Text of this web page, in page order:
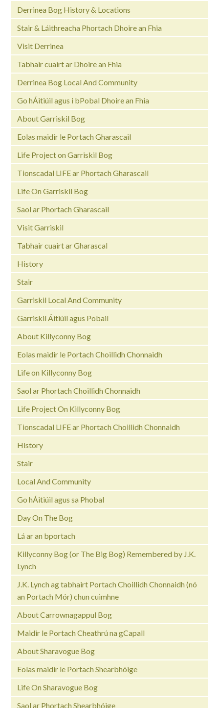
Derrinea Bog History & Locations
Stair & Láithreacha Phortach Dhoire an Fhia
Visit Derrinea
Tabhair cuairt ar Dhoire an Fhia
Derrinea Bog Local And Community
Go hÁitiúil agus i bPobal Dhoire an Fhia
About Garriskil Bog
Eolas maidir le Portach Gharascail
Life Project on Garriskil Bog
Tionscadal LIFE ar Phortach Gharascail
Life On Garriskil Bog
Saol ar Phortach Gharascail
Visit Garriskil
Tabhair cuairt ar Gharascal
History
Stair
Garriskil Local And Community
Garriskil Áitiúil agus Pobail
About Killyconny Bog
Eolas maidir le Portach Choillidh Chonnaidh
Life on Killyconny Bog
Saol ar Phortach Choillidh Chonnaidh
Life Project On Killyconny Bog
Tionscadal LIFE ar Phortach Choillidh Chonnaidh
History
Stair
Local And Community
Go hÁitiúil agus sa Phobal
Day On The Bog
Lá ar an bportach
Killyconny Bog (or The Big Bog) Remembered by J.K.
Lynch
J.K. Lynch ag tabhairt Portach Choillidh Chonnaidh (nó
an Portach Mór) chun cuimhne
About Carrownagappul Bog
Maidir le Portach Cheathrú na gCapall
About Sharavogue Bog
Eolas maidir le Portach Shearbhóige
Life On Sharavogue Bog
Saol ar Phortach Shearbhóige